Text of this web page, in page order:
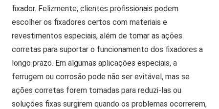
fixador. Felizmente, clientes profissionais podem
escolher os fixadores certos com materiais e
revestimentos especiais, além de tomar as ações
corretas para suportar o funcionamento dos fixadores a
longo prazo. Em algumas aplicações especiais, a
ferrugem ou corrosão pode não ser evitável, mas se
ações corretas forem tomadas para reduzi-las ou
soluções fixas surgirem quando os problemas ocorrerem,